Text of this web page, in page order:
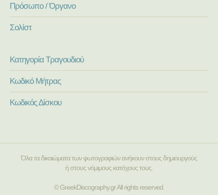
Πρόσωπο / Όργανο
Σολίστ
Κατηγορία Τραγουδιού
Κωδικό Μήτρας
Κωδικός Δίσκου
Όλα τα δικαιώματα των φωτογραφιών ανήκουν στους δημιουργούς
ή στους νόμιμους κατόχους τους.
© GreekDiscography.gr All rights reserved.